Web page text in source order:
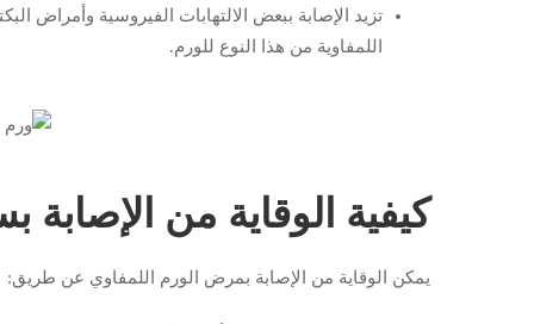
تزيد الإصابة ببعض الالتهابات الفيروسية وأمراض
اللمفاوية من هذا النوع للورم.
كيفية الوقاية من الإصابة
يمكن الوقاية من الإصابة بمرض الورم اللمفاوي عن طريق: